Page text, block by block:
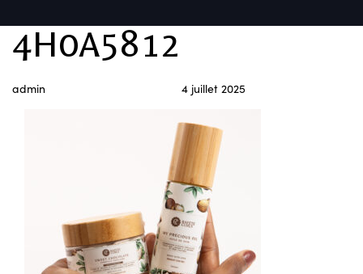
4H0A5812
Author
admin
Published
on:
4 juillet 2025
Published
in: